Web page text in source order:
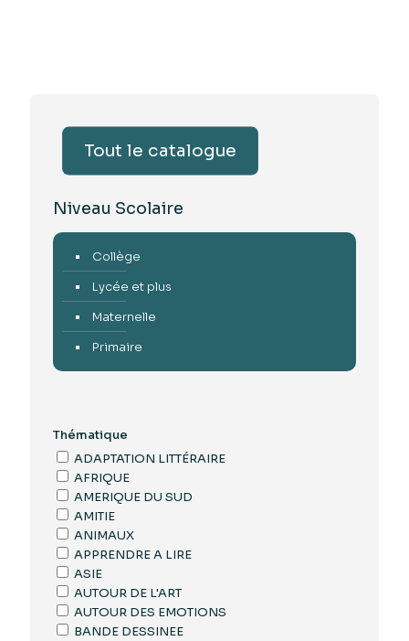
Tout le catalogue
Niveau Scolaire
Collège
Lycée et plus
Maternelle
Primaire
Thématique
ADAPTATION LITTÉRAIRE
AFRIQUE
AMERIQUE DU SUD
AMITIE
ANIMAUX
APPRENDRE A LIRE
ASIE
AUTOUR DE L'ART
AUTOUR DES EMOTIONS
BANDE DESSINEE